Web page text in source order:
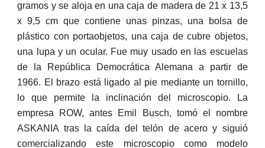
gramos y se aloja en una caja de madera de 21 x 13,5
x 9,5 cm que contiene unas pinzas, una bolsa de
plástico con portaobjetos, una caja de cubre objetos,
una lupa y un ocular. Fue muy usado en las escuelas
de la República Democrática Alemana a partir de
1966. El brazo está ligado al pie mediante un tornillo,
lo que permite la inclinación del microscopio. La
empresa ROW, antes Emil Busch, tomó el nombre
ASKANIA tras la caída del telón de acero y siguió
comercializando este microscopio como modelo